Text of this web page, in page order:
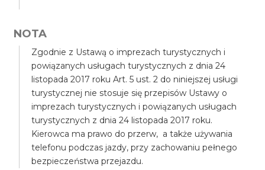
NOTA
Zgodnie z Ustawą o imprezach turystycznych i
powiązanych usługach turystycznych z dnia 24
listopada 2017 roku Art. 5 ust. 2 do niniejszej usługi
turystycznej nie stosuje się przepisów Ustawy o
imprezach turystycznych i powiązanych usługach
turystycznych z dnia 24 listopada 2017 roku.
Kierowca ma prawo do przerw, a także używania
telefonu podczas jazdy, przy zachowaniu pełnego
bezpieczeństwa przejazdu.